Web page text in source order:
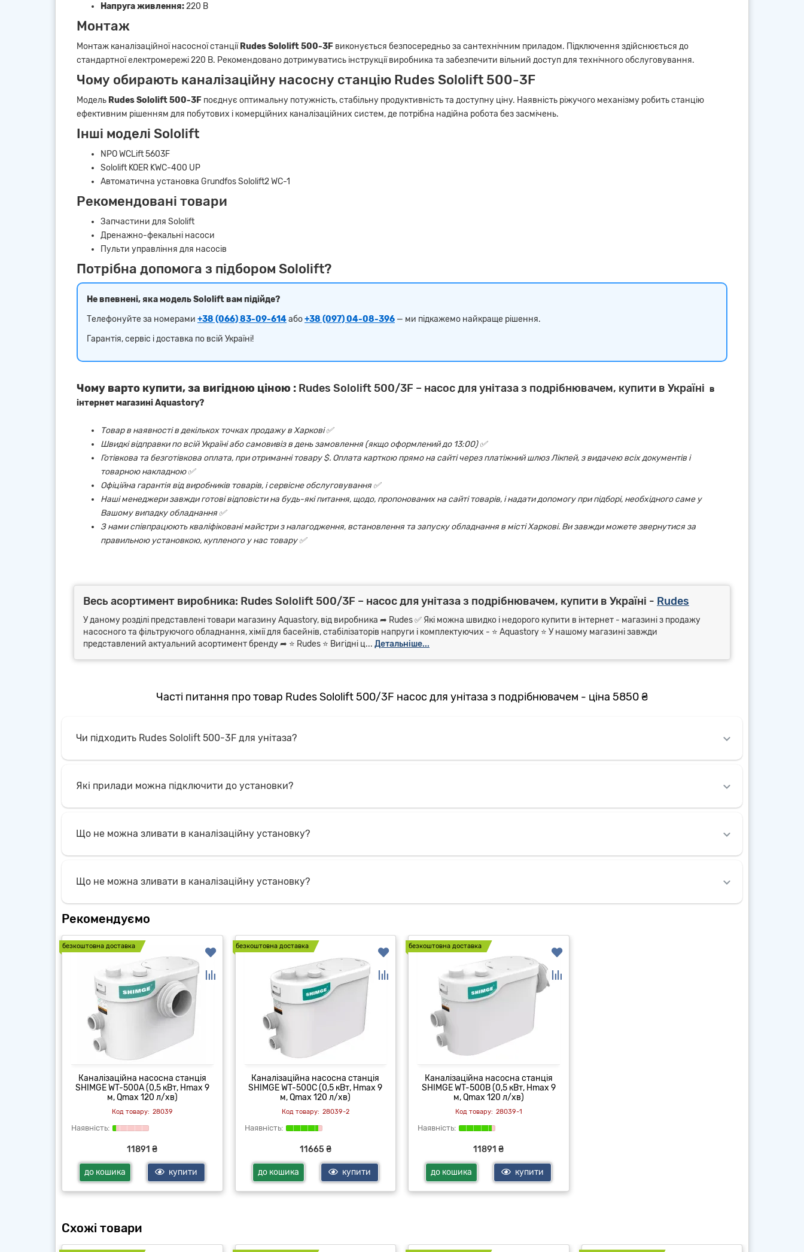
Напруга живлення:220 В
Монтаж
Монтаж каналізаційної насосної станції Rudes Sololift 500-3F виконується безпосередньо за сантехнічним приладом. Підключення здійснюється до
стандартної електромережі 220 В. Рекомендовано дотримуватись інструкції виробника та забезпечити вільний доступ для технічного обслуговування.
Чому обирають каналізаційну насосну станцію Rudes Sololift 500-3F
Модель Rudes Sololift 500-3F поєднує оптимальну потужність, стабільну продуктивність та доступну ціну. Наявність ріжучого механізму робить станцію
ефективним рішенням для побутових і комерційних каналізаційних систем, де потрібна надійна робота без засмічень.
Інші моделі Sololift
NPO WCLift 5603F
Sololift KOER KWC-400 UP
Автоматична установка Grundfos Sololift2 WC-1
Рекомендовані товари
Запчастини для Sololift
Дренажно-фекальні насоси
Пульти управління для насосів
Потрібна допомога з підбором Sololift?
Не впевнені, яка модель Sololift вам підійде?
Телефонуйте за номерами +38 (066) 83-09-614або+38 (097) 04-08-396 — ми підкажемо найкраще рішення.
Гарантія, сервіс і доставка по всій Україні!
Чому варто купити, за вигідною ціною : Rudes Sololift 500/3F – насос для унітаза з подрібнювачем, купити в Україні в
інтернет магазині Aquastory?
Товар в наявності в декількох точках продажу в Харкові ✅
Швидкі відправки по всій Україні або самовивіз в день замовлення (якщо оформлений до 13:00) ✅
Готівкова та безготівкова оплата, при отриманні товару $. Оплата карткою прямо на сайті через платіжний шлюз Лікпей, з видачею всіх документів і
товарною накладною ✅
Офіційна гарантія від виробників товарів, і сервісне обслуговування ✅
Наші менеджери завжди готові відповісти на будь-які питання, щодо, пропонованих на сайті товарів, і надати допомогу при підборі, необхідного саме у
Вашому випадку обладнання ✅
З нами співпрацюють кваліфіковані майстри з налагодження, встановлення та запуску обладнання в місті Харкові. Ви завжди можете звернутися за
правильною установкою, купленого у нас товару ✅
Весь асортимент виробника: Rudes Sololift 500/3F – насос для унітаза з подрібнювачем, купити в Україні - Rudes
У даному розділі представлені товари магазину Aquastory, від виробника ➦ Rudes ✅ Які можна швидко і недорого купити в інтернет - магазині з продажу
насосного та фільтруючого обладнання, хімії для басейнів, стабілізаторів напруги і комплектуючих - ⭐ Aquastory ⭐ У нашому магазині завжди
представлений актуальний асортимент бренду ➦ ⭐ Rudes ⭐ Вигідні ц... Детальніше...
Часті питання про товар Rudes Sololift 500/3F насос для унітаза з подрібнювачем - ціна 5850 ₴
Чи підходить Rudes Sololift 500-3F для унітаза?
Які прилади можна підключити до установки?
Що не можна зливати в каналізаційну установку?
Що не можна зливати в каналізаційну установку?
Рекомендуємо
безкоштовна доставка
Каналізаційна насосна станція
SHIMGE WT-500A (0,5 кВт, Hmax 9
м, Qmax 120 л/хв)
28039
11891 ₴
до кошика купити
безкоштовна доставка
Каналізаційна насосна станція
SHIMGE WT-500C (0,5 кВт, Hmax 9
м, Qmax 120 л/хв)
28039-2
11665 ₴
до кошика купити
безкоштовна доставка
Каналізаційна насосна станція
SHIMGE WT-500B (0,5 кВт, Hmax 9
м, Qmax 120 л/хв)
28039-1
11891 ₴
до кошика купити
Схожі товари